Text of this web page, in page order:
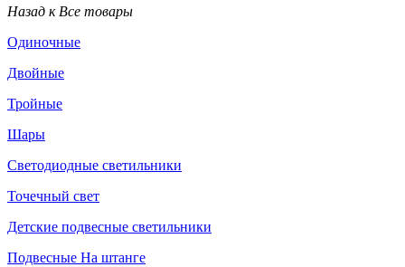
Назад к Все товары
Одиночные
Двойные
Тройные
Шары
Светодиодные светильники
Точечный свет
Детские подвесные светильники
Подвесные На штанге